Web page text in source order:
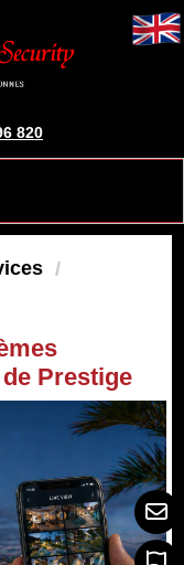
820
Prestige